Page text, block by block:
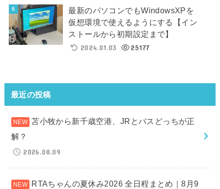
最新のパソコンでもWindowsXPを
仮想環境で使えるようにする【イン
ストールから初期設定まで】
2024.01.03
25177
最近の投稿
苫小牧から新千歳空港、JRとバスどっちが正
解？
2026.08.09
RTAちゃんの夏休み2026 全日程まとめ｜8月9